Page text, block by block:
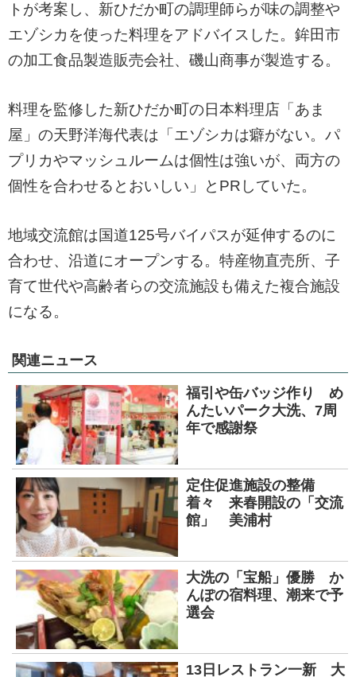
トが考案し、新ひだか町の調理師らが味の調整や
エゾシカを使った料理をアドバイスした。鉾田市
の加工食品製造販売会社、磯山商事が製造する。
料理を監修した新ひだか町の日本料理店「あま
屋」の天野洋海代表は「エゾシカは癖がない。パ
プリカやマッシュルームは個性は強いが、両方の
個性を合わせるとおいしい」とPRしていた。
地域交流館は国道125号バイパスが延伸するのに
合わせ、沿道にオープンする。特産物直売所、子
育て世代や高齢者らの交流施設も備えた複合施設
になる。
関連ニュース
福引や缶バッジ作り め
んたいパーク大洗、7周
年で感謝祭
定住促進施設の整備
着々 来春開設の「交流
館」 美浦村
大洗の「宝船」優勝 か
んぽの宿料理、潮来で予
選会
13日レストラン一新 大